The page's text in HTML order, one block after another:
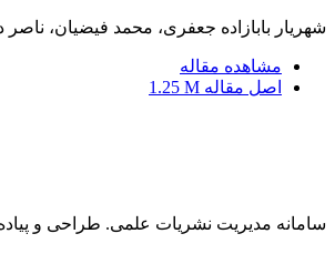
شهریار بابازاده جعفری، محمد فیضیان، ناصر
مشاهده مقاله
اصل مقاله 1.25 M
سامانه مدیریت نشریات علمی. طراحی و